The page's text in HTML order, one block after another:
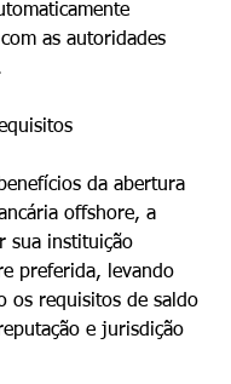
as autoridades
da abertura
offshore, a
sua instituição
preferida, levando
os requisitos de saldo
e jurisdição